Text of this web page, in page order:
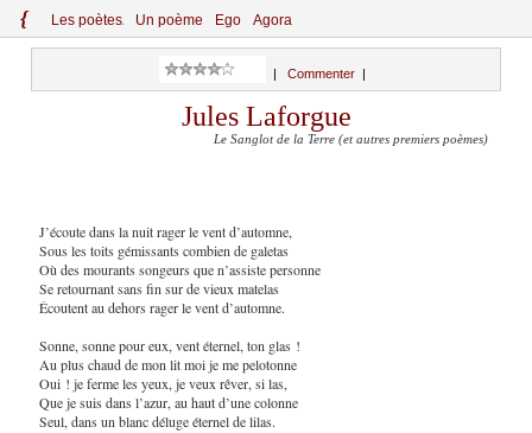
{ Les poètes Un poème Ego Agora
Commenter
Jules Laforgue
Le Sanglot de la Terre (et autres premiers poèmes)
J’écoute dans la nuit rager le vent d’automne,
Sous les toits gémissants combien de galetas
Où des mourants songeurs que n’assiste personne
Se retournant sans fin sur de vieux matelas
Écoutent au dehors rager le vent d’automne.
Sonne, sonne pour eux, vent éternel, ton glas !
Au plus chaud de mon lit moi je me pelotonne
Oui ! je ferme les yeux, je veux rêver, si las,
Que je suis dans l’azur, au haut d’une colonne
Seul, dans un blanc déluge éternel de lilas.